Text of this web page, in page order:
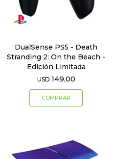
DualSense PS5 - Death
Stranding 2: On the Beach -
Edición Limitada
USD 149,00